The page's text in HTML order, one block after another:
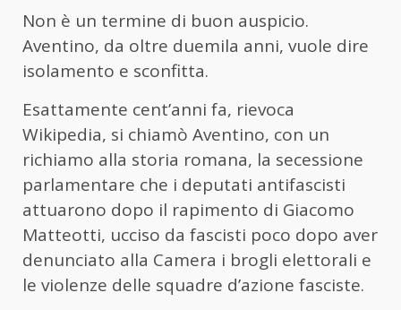
Non è un termine di buon auspicio.
Aventino, da oltre duemila anni, vuole dire
isolamento e sconfitta.
Esattamente cent’anni fa, rievoca
Wikipedia, si chiamò Aventino, con un
richiamo alla storia romana, la secessione
parlamentare che i deputati antifascisti
attuarono dopo il rapimento di Giacomo
Matteotti, ucciso da fascisti poco dopo aver
denunciato alla Camera i brogli elettorali e
le violenze delle squadre d’azione fasciste.